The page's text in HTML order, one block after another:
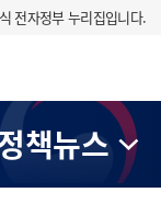
전자정부 누리집입니다.
책뉴스